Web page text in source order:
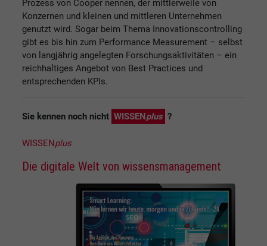
Prozess von Cooper nennen, der mittlerweile von
Konzernen und kleinen und mittleren Unternehmen
genutzt wird. Sogar beim Thema Innovationscontrolling
gibt es bis hin zum Performance Measurement – selbst
von langjährig angelegten Forschungsaktivitäten – ein
reichhaltiges Angebot von Best Practices und
entsprechenden KPIs.
Sie kennen noch nicht WISSENplus ?
WISSENplus
Die digitale Welt von wissensmanagement